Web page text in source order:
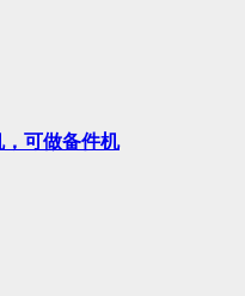
可做备件机